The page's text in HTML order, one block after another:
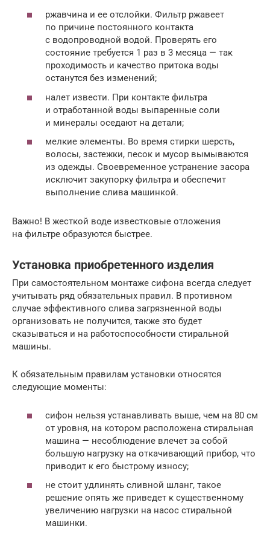
ржавчина и ее отслойки. Фильтр ржавеет
по причине постоянного контакта
с водопроводной водой. Проверять его
состояние требуется 1 раз в 3 месяца — так
проходимость и качество притока воды
останутся без изменений;
налет извести. При контакте фильтра
и отработанной воды выпаренные соли
и минералы оседают на детали;
мелкие элементы. Во время стирки шерсть,
волосы, застежки, песок и мусор вымываются
из одежды. Своевременное устранение засора
исключит закупорку фильтра и обеспечит
выполнение слива машинкой.
Важно! В жесткой воде известковые отложения
на фильтре образуются быстрее.
Установка приобретенного изделия
При самостоятельном монтаже сифона всегда следует
учитывать ряд обязательных правил. В противном
случае эффективного слива загрязненной воды
организовать не получится, также это будет
сказываться и на работоспособности стиральной
машины.
К обязательным правилам установки относятся
следующие моменты:
сифон нельзя устанавливать выше, чем на 80 см
от уровня, на котором расположена стиральная
машина — несоблюдение влечет за собой
большую нагрузку на откачивающий прибор, что
приводит к его быстрому износу;
не стоит удлинять сливной шланг, такое
решение опять же приведет к существенному
увеличению нагрузки на насос стиральной
машинки.